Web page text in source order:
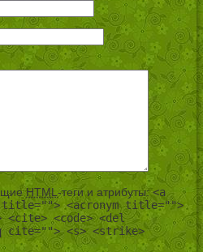
HTML -теги и атрибуты:<a
<acronym title="">
<cite> <code> <del
cite=""> <s> <strike>